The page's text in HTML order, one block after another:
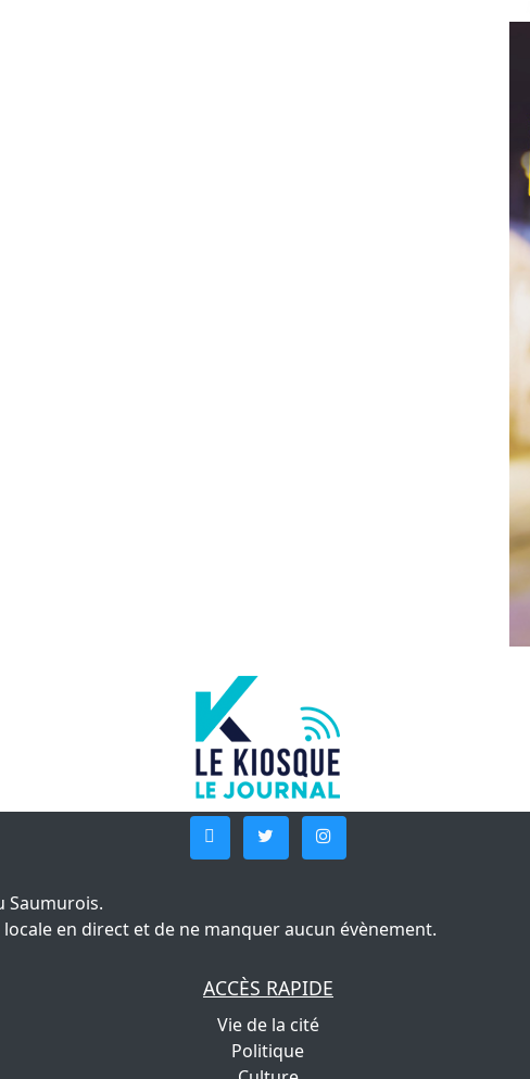
Saumurois.
en direct et de ne manquer aucun évènement.
ACCÈS RAPIDE
Vie de la cité
Politique